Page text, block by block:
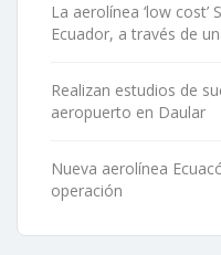
La aerolínea ‘low cost’
Ecuador, a través de
Realizan estudios de
aeropuerto en Daular
Nueva aerolínea
operación